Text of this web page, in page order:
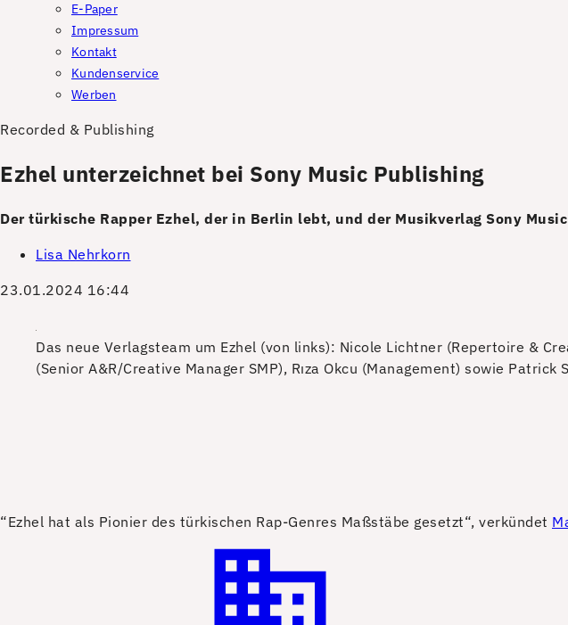
E-Paper
Impressum
Kontakt
Kundenservice
Werben
Recorded & Publishing
Ezhel unterzeichnet bei Sony Music Publishing
Der türkische Rapper Ezhel, der in Berlin lebt, und der Musikverlag Sony
Lisa Nehrkorn
23.01.2024 16:44
Das neue Verlagsteam um Ezhel (von links): Nicole Lichtner (Repertoire &
(Senior A&R/Creative Manager SMP), Rıza Okcu (Management) sowie Patrick
“Ezhel hat als Pionier des türkischen Rap-Genres Maßstäbe gesetzt“, verkündet